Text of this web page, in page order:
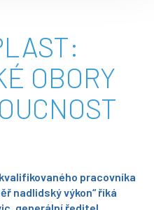
OBORY
pracovníka
nadlidský výkon“ říká